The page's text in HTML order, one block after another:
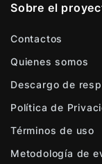
Sobre el
Contactos
Quienes somos
Descargo de
Política de
Términos de uso
Metodología de